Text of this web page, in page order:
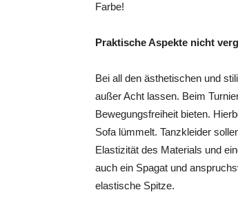
Farbe!
Praktische Aspekte nicht
Bei all den ästhetischen und
außer Acht lassen. Beim
Bewegungsfreiheit bieten.
Sofa lümmelt. Tanzkleider
Elastizität des Materials und
auch ein Spagat und
elastische Spitze.